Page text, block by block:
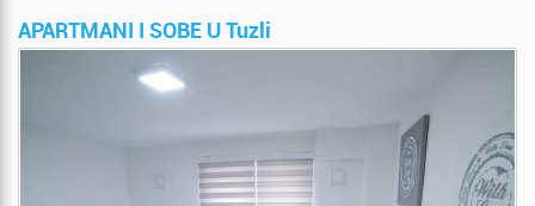
APARTMANI I SOBE U Tuzli